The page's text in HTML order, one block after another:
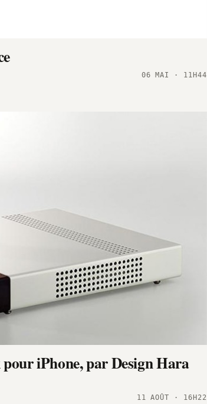
06 MAI · 11H44
iPhone, par Design Hara
11 AOÛT · 16H22